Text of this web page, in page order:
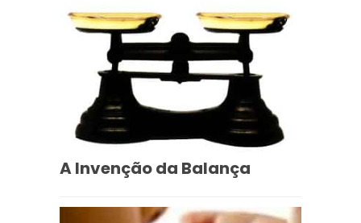
A Invenção da Balança